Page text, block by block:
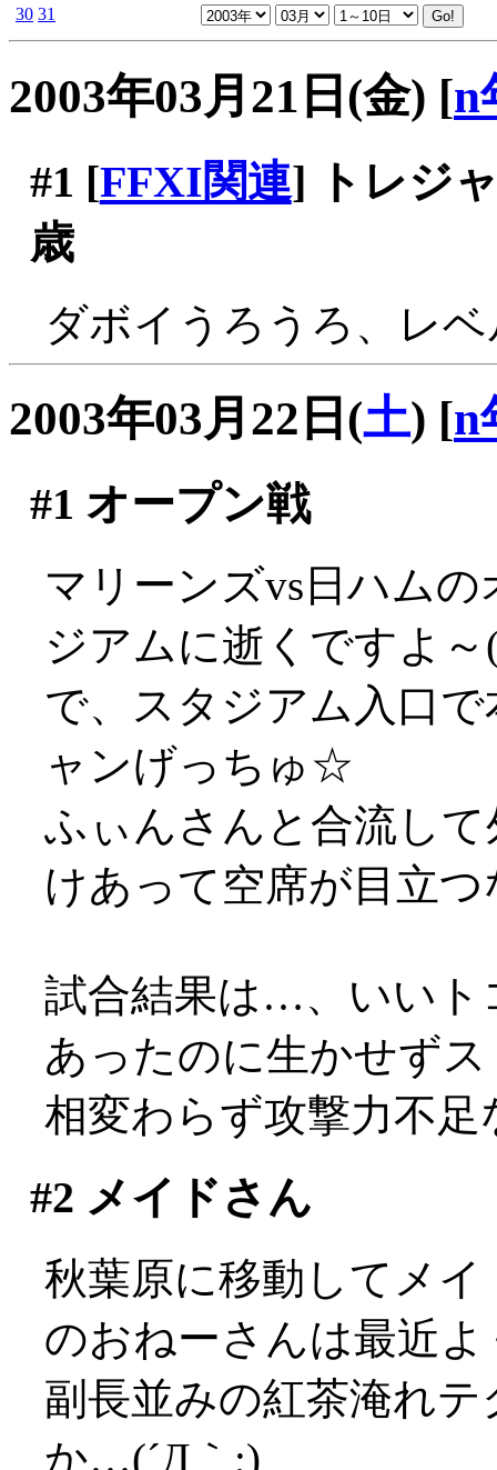
30 31
2003年03月21日(金) [n
#1 [FFXI関連] トレジ
歳
ダボイうろうろ、レ
2003年03月22日(土) [n
#1 オープン戦
マリーンズvs日ハム
ジアムに逝くですよ
で、スタジアム入口
ャンげっちゅ☆
ふぃんさんと合流し
けあって空席が目立
試合結果は…、いいト
あったのに生かせず
相変わらず攻撃力不
#2 メイドさん
秋葉原に移動してメ
のおねーさんは最近
副長並みの紅茶淹れ
か…(´Д｀;)